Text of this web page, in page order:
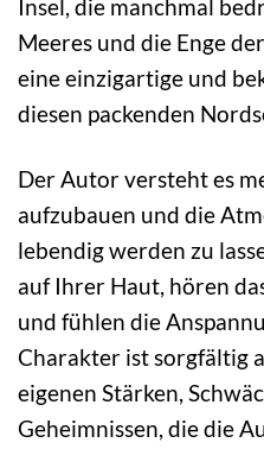
Insel, die manchmal
Meeres und die Enge
eine einzigartige und
diesen packenden
Der Autor versteht es
aufzubauen und die
lebendig werden zu
auf Ihrer Haut, hören
und fühlen die
Charakter ist sorgfältig
eigenen Stärken,
Geheimnissen, die die